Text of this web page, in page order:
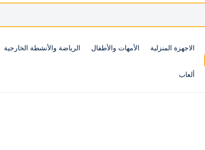
الاجهزة المنزلية الأمهات والأطفال الرياضة والأنشطة الخارجية
ألعاب